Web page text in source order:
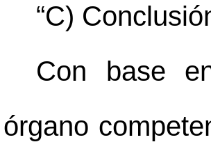
“C)
Con base
órgano